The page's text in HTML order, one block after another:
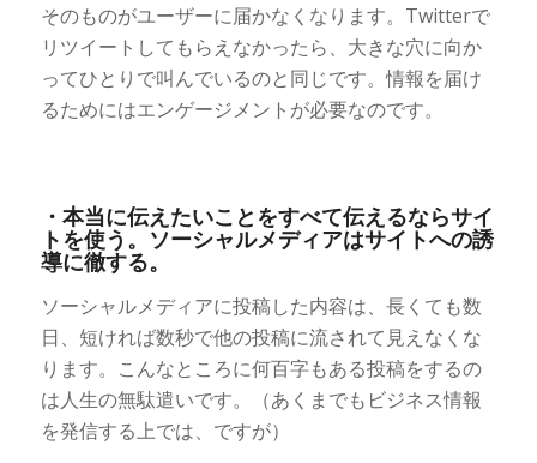
そのものがユーザーに届かなくなります。Twitterで
リツイートしてもらえなかったら、大きな穴に向か
ってひとりで叫んでいるのと同じです。情報を届け
るためにはエンゲージメントが必要なのです。
・本当に伝えたいことをすべて伝えるならサイ
トを使う。ソーシャルメディアはサイトへの誘
導に徹する。
ソーシャルメディアに投稿した内容は、長くても数
日、短ければ数秒で他の投稿に流されて見えなくな
ります。こんなところに何百字もある投稿をするの
は人生の無駄遣いです。（あくまでもビジネス情報
を発信する上では、ですが）